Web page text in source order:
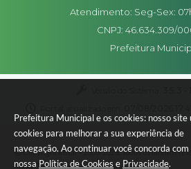
Prefeitura Municipal e os cookies: nosso site
cookies para melhorar a sua experiência de
navegação. Ao continuar você concorda com
nossa Política de Cookies e Privacidade.
Atendimento: Seg-Sex:
CNPJ: 46.634.309/
Prefeitura
Copyright Instar - 2006-2026. Todos os direitos
Instar Tecnologia